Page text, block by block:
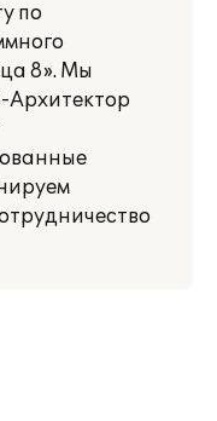
по
8». Мы
Архитектор